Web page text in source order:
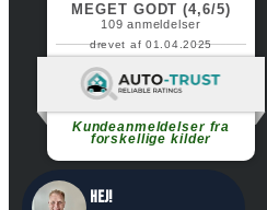
MEGET GODT (4,6/5)
109anmeldelser
drevet af 01.04.2025
Kundeanmeldelser fra
forskellige kilder
Fortsæt med at læse